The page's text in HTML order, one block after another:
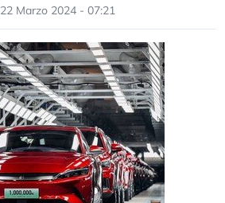
22 Marzo 2024 - 07:21